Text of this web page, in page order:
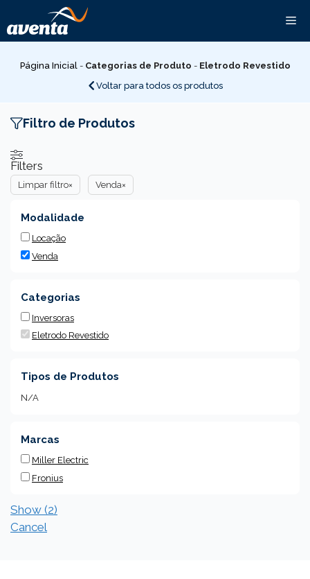
para
o
conteúdo
Página Inicial- Categorias de Produto - Eletrodo Revestido
Voltar para todos os produtos
Filtro de Produtos
Filters
Limpar filtro× Venda×
Modalidade
Locação
Venda
Categorias
Inversoras
Eletrodo Revestido
Tipos de Produtos
N/A
Marcas
Miller Electric
Fronius
Show (2)
Cancel